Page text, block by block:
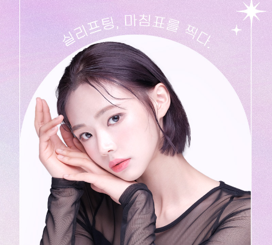
구로점 여의도점 천호점
창동점
GYEONGGI / INCHEON
수원점 판교점 광교점 광명점
산본점 부천점 일산점 다산점
김포점 인천검단점 동탄점
부평점 의정부점
시흥배곧점 분당미금점 과천점 하남미사점
화성봉담점 경기광주점